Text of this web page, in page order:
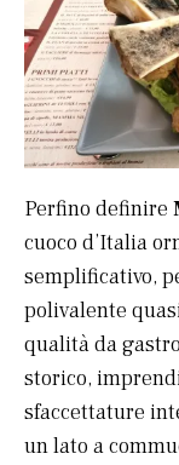
Perfino definire
cuoco d’Italia
semplificativo,
polivalente
qualità da
storico,
sfaccettature
un lato a